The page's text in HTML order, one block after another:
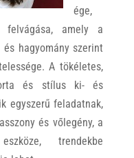
ége,
felvágása, amely a
hagyomány szerint
A tökéletes,
és stílus ki- és
egyszerű feladatnak,
és vőlegény, a
trendekbe